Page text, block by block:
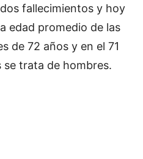
fallecimientos y hoy
edad promedio de las
de 72 años y en el 71
trata de hombres.